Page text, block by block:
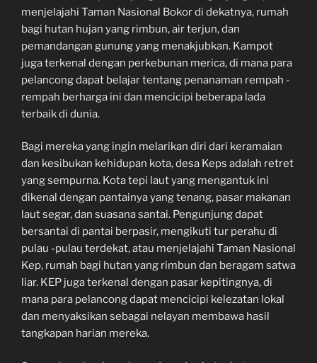
menjelajahi Taman Nasional Bokor di dekatnya, rumah
bagi hutan hujan yang rimbun, air terjun, dan
pemandangan gunung yang menakjubkan. Kampot
juga terkenal dengan perkebunan merica, di mana para
pelancong dapat belajar tentang penanaman rempah -
rempah berharga ini dan mencicipi beberapa lada
terbaik di dunia.
Bagi mereka yang ingin melarikan diri dari keramaian
dan kesibukan kehidupan kota, desa Keps adalah retret
yang sempurna. Kota tepi laut yang mengantuk ini
dikenal dengan pantainya yang tenang, pasar makanan
laut segar, dan suasana santai. Pengunjung dapat
bersantai di pantai berpasir, mengikuti tur perahu di
pulau -pulau terdekat, atau menjelajahi Taman Nasional
Kep, rumah bagi hutan yang rimbun dan beragam satwa
liar. KEP juga terkenal dengan pasar kepitingnya, di
mana para pelancong dapat mencicipi kelezatan lokal
dan menyaksikan sebagai nelayan membawa hasil
tangkapan harian mereka.